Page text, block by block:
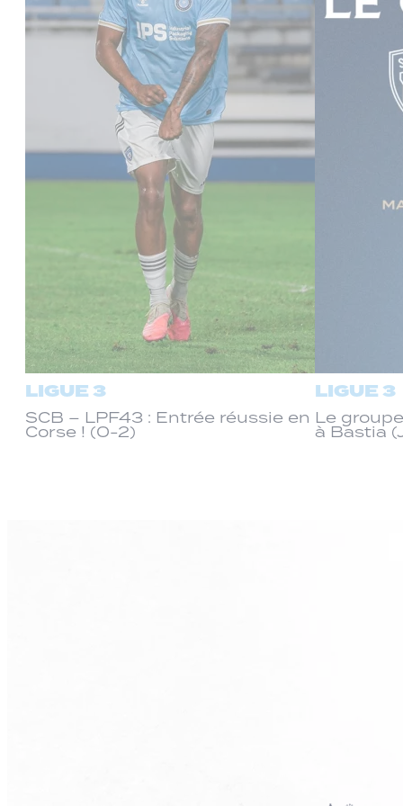
LIGUE 3
SCB – LPF43 : Entrée réussie en
Corse ! (0-2)
LIGUE 3
Le
à Bastia